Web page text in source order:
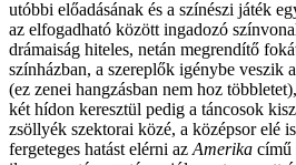
utóbbi előadásának és a színészi játék
az elfogadható között ingadozó
drámaiság hiteles, netán megrendítő
színházban, a szereplők igénybe veszik
(ez zenei hangzásban nem hoz
két hídon keresztül pedig a táncosok
zsöllyék szektorai közé, a középsor elé
fergeteges hatást elérni az Amerika című